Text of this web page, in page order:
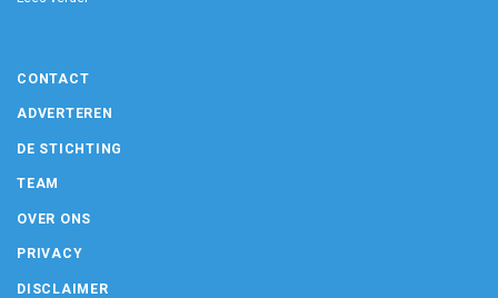
CONTACT
ADVERTEREN
DE STICHTING
TEAM
OVER ONS
PRIVACY
DISCLAIMER